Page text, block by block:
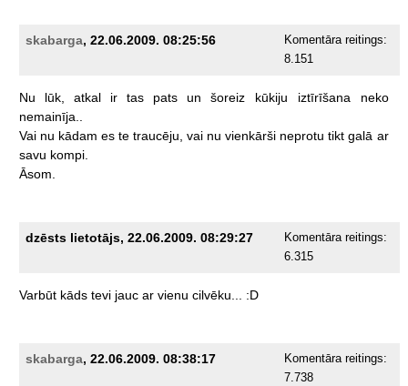
skabarga, 22.06.2009. 08:25:56
Komentāra reitings:
8.151
Nu lūk, atkal ir tas pats un šoreiz kūkiju iztīrīšana
neko
nemainīja..
Vai nu kādam es te traucēju, vai nu vienkārši neprotu tikt galā ar
savu kompi.
Āsom.
dzēsts lietotājs, 22.06.2009. 08:29:27
Komentāra reitings:
6.315
Varbūt kāds tevi jauc ar vienu cilvēku... :D
skabarga, 22.06.2009. 08:38:17
Komentāra reitings:
7.738